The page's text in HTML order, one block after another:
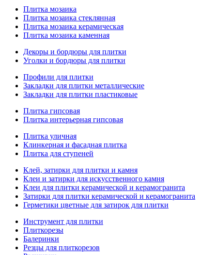
Плитка мозаика
Плитка мозаика стеклянная
Плитка мозаика керамическая
Плитка мозаика каменная
Декоры и бордюры для плитки
Уголки и бордюры для плитки
Профили для плитки
Закладки для плитки металлические
Закладки для плитки пластиковые
Плитка гипсовая
Плитка интерьерная гипсовая
Плитка уличная
Клинкерная и фасадная плитка
Плитка для ступеней
Клей, затирки для плитки и камня
Клеи и затирки для искусственного камня
Клеи для плитки керамической и керамогранита
Затирки для плитки керамической и керамогранита
Герметики цветные для затирок для плитки
Инструмент для плитки
Плиткорезы
Балеринки
Резцы для плиткорезов